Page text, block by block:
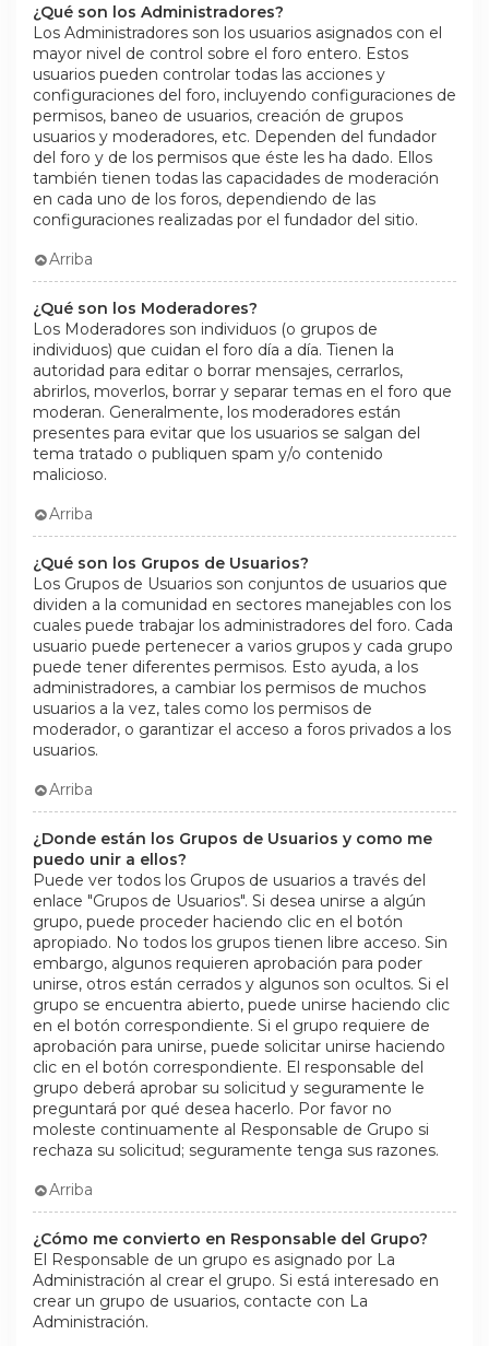
¿Qué son los Administradores?
Los Administradores son los usuarios asignados con el
mayor nivel de control sobre el foro entero. Estos
usuarios pueden controlar todas las acciones y
configuraciones del foro, incluyendo configuraciones de
permisos, baneo de usuarios, creación de grupos
usuarios y moderadores, etc. Dependen del fundador
del foro y de los permisos que éste les ha dado. Ellos
también tienen todas las capacidades de moderación
en cada uno de los foros, dependiendo de las
configuraciones realizadas por el fundador del sitio.
Arriba
¿Qué son los Moderadores?
Los Moderadores son individuos (o grupos de
individuos) que cuidan el foro día a día. Tienen la
autoridad para editar o borrar mensajes, cerrarlos,
abrirlos, moverlos, borrar y separar temas en el foro que
moderan. Generalmente, los moderadores están
presentes para evitar que los usuarios se salgan del
tema tratado o publiquen spam y/o contenido
malicioso.
Arriba
¿Qué son los Grupos de Usuarios?
Los Grupos de Usuarios son conjuntos de usuarios que
dividen a la comunidad en sectores manejables con los
cuales puede trabajar los administradores del foro. Cada
usuario puede pertenecer a varios grupos y cada grupo
puede tener diferentes permisos. Esto ayuda, a los
administradores, a cambiar los permisos de muchos
usuarios a la vez, tales como los permisos de
moderador, o garantizar el acceso a foros privados a los
usuarios.
Arriba
¿Donde están los Grupos de Usuarios y como me
puedo unir a ellos?
Puede ver todos los Grupos de usuarios a través del
enlace "Grupos de Usuarios". Si desea unirse a algún
grupo, puede proceder haciendo clic en el botón
apropiado. No todos los grupos tienen libre acceso. Sin
embargo, algunos requieren aprobación para poder
unirse, otros están cerrados y algunos son ocultos. Si el
grupo se encuentra abierto, puede unirse haciendo clic
en el botón correspondiente. Si el grupo requiere de
aprobación para unirse, puede solicitar unirse haciendo
clic en el botón correspondiente. El responsable del
grupo deberá aprobar su solicitud y seguramente le
preguntará por qué desea hacerlo. Por favor no
moleste continuamente al Responsable de Grupo si
rechaza su solicitud; seguramente tenga sus razones.
Arriba
¿Cómo me convierto en Responsable del Grupo?
El Responsable de un grupo es asignado por La
Administración al crear el grupo. Si está interesado en
crear un grupo de usuarios, contacte con La
Administración.